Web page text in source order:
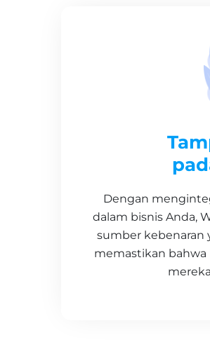
Dengan
dalam bisnis Anda,
sumber kebenaran
memastikan bahwa